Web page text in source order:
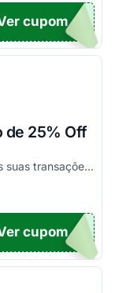
POM6
cupom
de 25% Off
Aproveite o quanto antes e economize nas suas transações, tanto PF quanto PJ!
OM25
cupom